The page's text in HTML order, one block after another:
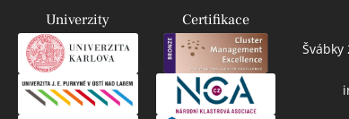
Univerzity Certifikace
Švábky